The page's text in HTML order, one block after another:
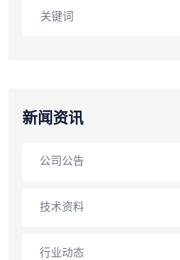
新闻资讯
公司公告
技术资料
行业动态